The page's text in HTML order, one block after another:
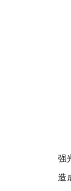
强
造